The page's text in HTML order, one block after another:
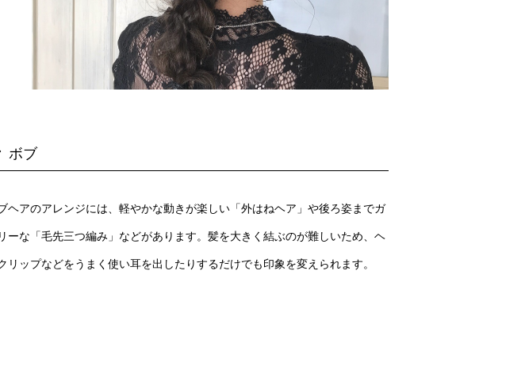
ボブ
ヘアのアレンジには、軽やかな動きが楽しい「外はねヘア」や後ろ姿までガ
ーな「毛先三つ編み」などがあります。髪を大きく結ぶのが難しいため、ヘ
リップなどをうまく使い耳を出したりするだけでも印象を変えられます。